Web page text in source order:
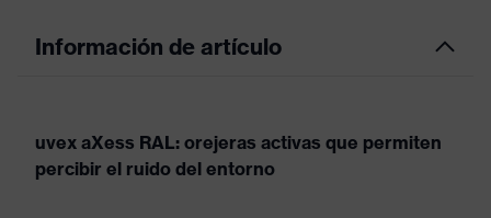
Información de artículo
uvex aXess RAL: orejeras activas que permiten
percibir el ruido del entorno